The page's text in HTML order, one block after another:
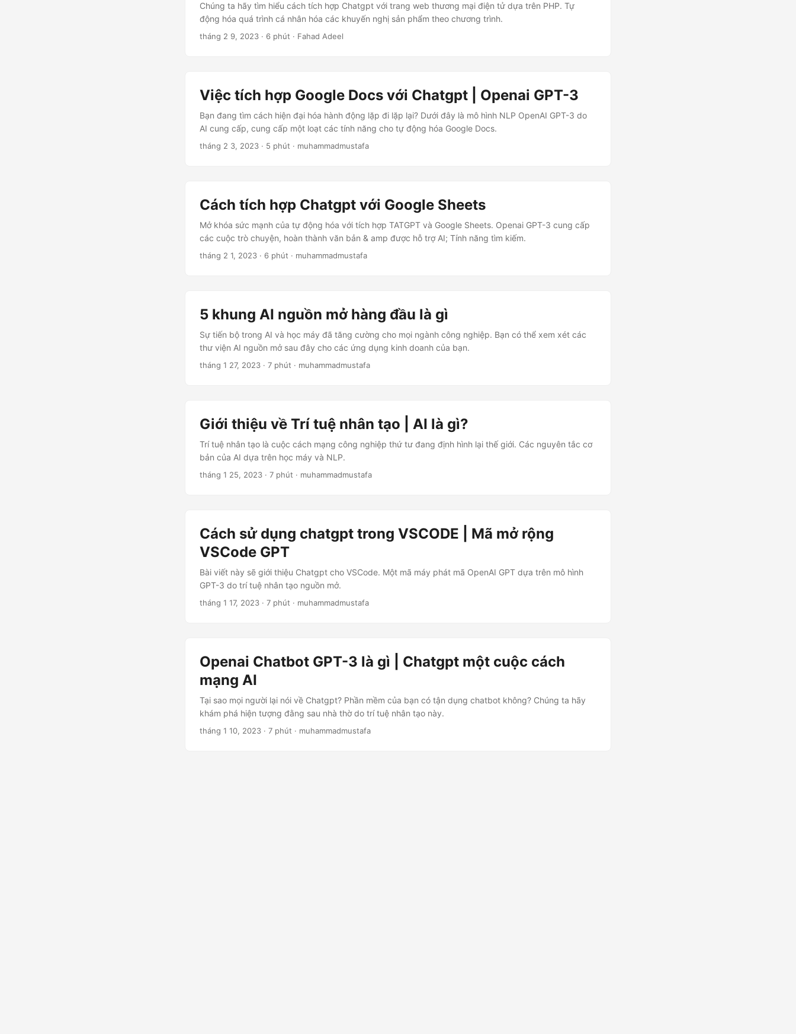
Chúng ta hãy tìm hiểu cách tích hợp Chatgpt với trang web thương mại điện tử dựa trên PHP. Tự
động hóa quá trình cá nhân hóa các khuyến nghị sản phẩm theo chương trình.
tháng 2 9, 2023 · 6 phút · Fahad Adeel
Việc tích hợp Google Docs với Chatgpt | Openai GPT-3
Bạn đang tìm cách hiện đại hóa hành động lặp đi lặp lại? Dưới đây là mô hình NLP OpenAI GPT-3 do
AI cung cấp, cung cấp một loạt các tính năng cho tự động hóa Google Docs.
tháng 2 3, 2023 · 5 phút · muhammadmustafa
Cách tích hợp Chatgpt với Google Sheets
Mở khóa sức mạnh của tự động hóa với tích hợp TATGPT và Google Sheets. Openai GPT-3 cung cấp
các cuộc trò chuyện, hoàn thành văn bản & amp được hỗ trợ AI; Tính năng tìm kiếm.
tháng 2 1, 2023 · 6 phút · muhammadmustafa
5 khung AI nguồn mở hàng đầu là gì
Sự tiến bộ trong AI và học máy đã tăng cường cho mọi ngành công nghiệp. Bạn có thể xem xét các
thư viện AI nguồn mở sau đây cho các ứng dụng kinh doanh của bạn.
tháng 1 27, 2023 · 7 phút · muhammadmustafa
Giới thiệu về Trí tuệ nhân tạo | AI là gì?
Trí tuệ nhân tạo là cuộc cách mạng công nghiệp thứ tư đang định hình lại thế giới. Các nguyên tắc cơ
bản của AI dựa trên học máy và NLP.
tháng 1 25, 2023 · 7 phút · muhammadmustafa
Cách sử dụng chatgpt trong VSCODE | Mã mở rộng
VSCode GPT
Bài viết này sẽ giới thiệu Chatgpt cho VSCode. Một mã máy phát mã OpenAI GPT dựa trên mô hình
GPT-3 do trí tuệ nhân tạo nguồn mở.
tháng 1 17, 2023 · 7 phút · muhammadmustafa
Openai Chatbot GPT-3 là gì | Chatgpt một cuộc cách
mạng AI
Tại sao mọi người lại nói về Chatgpt? Phần mềm của bạn có tận dụng chatbot không? Chúng ta hãy
khám phá hiện tượng đằng sau nhà thờ do trí tuệ nhân tạo này.
tháng 1 10, 2023 · 7 phút · muhammadmustafa